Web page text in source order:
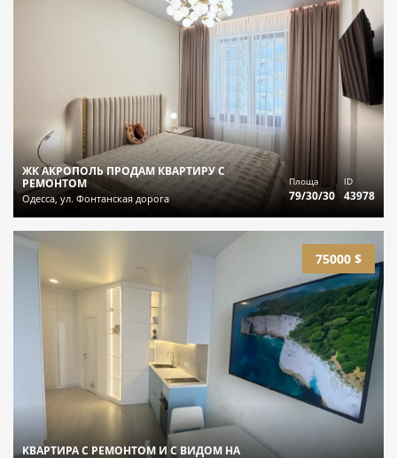
ЖК АКРОПОЛЬ ПРОДАМ КВАРТИРУ С
РЕМОНТОМ
Одесса, ул. Фонтанская дорога
Площа
79/30/30
ID
43978
75000 $
КВАРТИРА С РЕМОНТОМ И С ВИДОМ НА